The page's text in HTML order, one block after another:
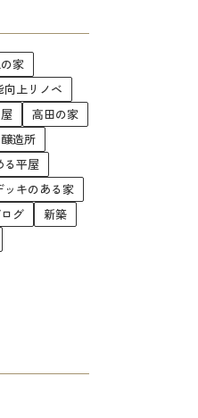
家
向上リノベ
高田の家
造所
る平屋
ッキのある家
グ
新築